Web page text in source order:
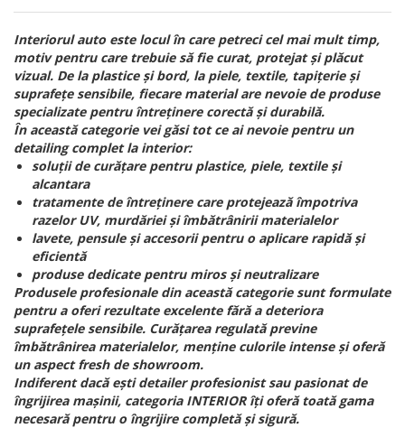
Interiorul auto este locul în care petreci cel mai mult timp,
motiv pentru care trebuie să fie curat, protejat și plăcut
vizual. De la plastice și bord, la piele, textile, tapițerie și
suprafețe sensibile, fiecare material are nevoie de produse
specializate pentru întreținere corectă și durabilă.
În această categorie vei găsi tot ce ai nevoie pentru un
detailing complet la interior:
soluții de curățare pentru plastice, piele, textile și
alcantara
tratamente de întreținere care protejează împotriva
razelor UV, murdăriei și îmbătrânirii materialelor
lavete, pensule și accesorii pentru o aplicare rapidă și
eficientă
produse dedicate pentru miros și neutralizare
Produsele profesionale din această categorie sunt formulate
pentru a oferi rezultate excelente fără a deteriora
suprafețele sensibile. Curățarea regulată previne
îmbătrânirea materialelor, menține culorile intense și oferă
un aspect fresh de showroom.
Indiferent dacă ești detailer profesionist sau pasionat de
îngrijirea mașinii, categoria INTERIOR îți oferă toată gama
necesară pentru o îngrijire completă și sigură.